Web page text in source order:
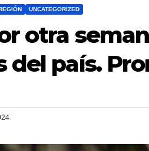
UNCATEGORIZED
otra
del país.